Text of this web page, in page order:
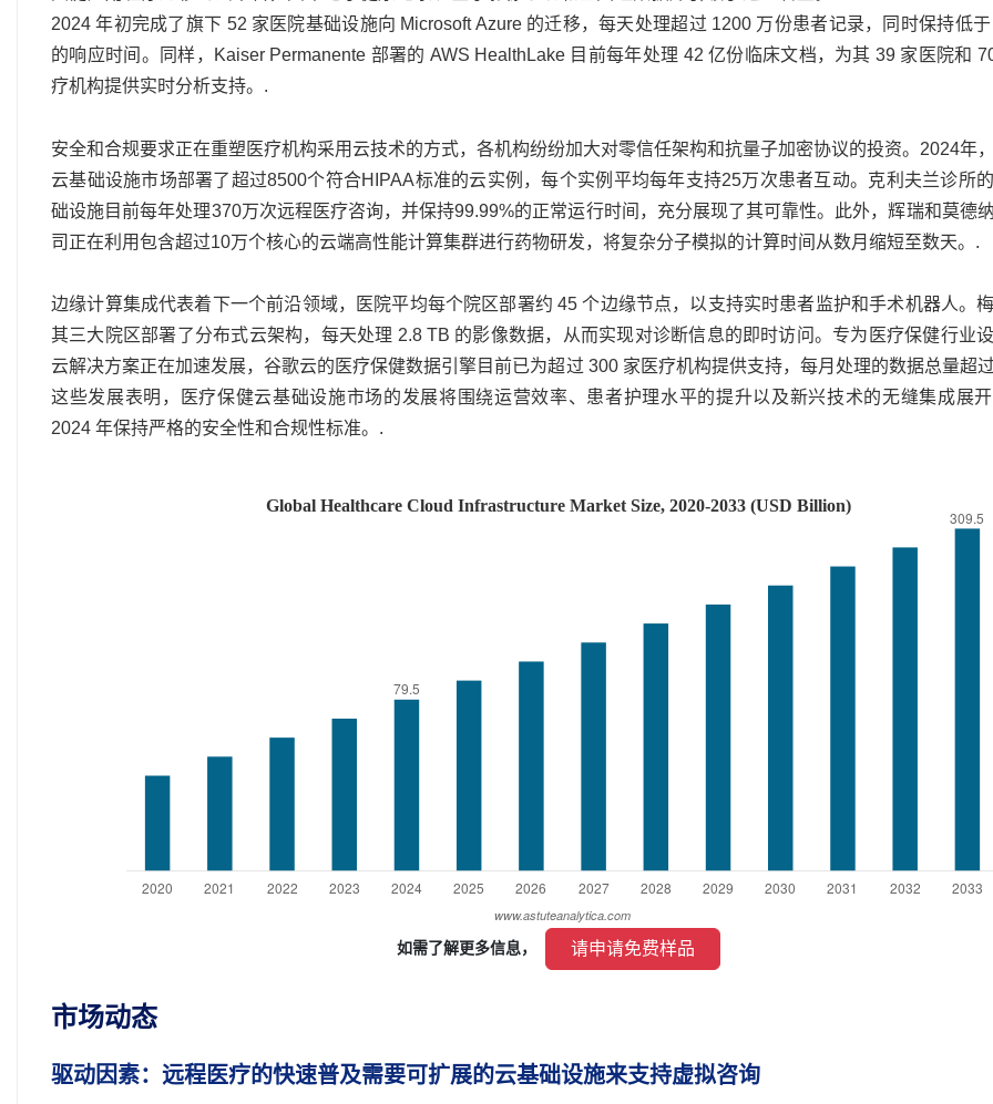
2024 年初完成了旗下 52 家医院基础设施向 Microsoft Azure 的迁移，每天处理超过 1200 万份患者记录，同时保持低
的响应时间。同样，Kaiser Permanente 部署的 AWS HealthLake 目前每年处理 42 亿份临床文档，为其 39 家医院和
疗机构提供实时分析支持。.
安全和合规要求正在重塑医疗机构采用云技术的方式，各机构纷纷加大对零信任架构和抗量子加密协议的投资。2024年
云基础设施市场部署了超过8500个符合HIPAA标准的云实例，每个实例平均每年支持25万次患者互动。克利夫兰诊所
础设施目前每年处理370万次远程医疗咨询，并保持99.99%的正常运行时间，充分展现了其可靠性。此外，辉瑞和莫德
司正在利用包含超过10万个核心的云端高性能计算集群进行药物研发，将复杂分子模拟的计算时间从数月缩短至数天。.
边缘计算集成代表着下一个前沿领域，医院平均每个院区部署约 45 个边缘节点，以支持实时患者监护和手术机器人。
其三大院区部署了分布式云架构，每天处理 2.8 TB 的影像数据，从而实现对诊断信息的即时访问。专为医疗保健行业
云解决方案正在加速发展，谷歌云的医疗保健数据引擎目前已为超过 300 家医疗机构提供支持，每月处理的数据总量超
这些发展表明，医疗保健云基础设施市场的发展将围绕运营效率、患者护理水平的提升以及新兴技术的无缝集成展
2024 年保持严格的安全性和合规性标准。.
如需了解更多信息， 请申请免费样品
市场动态
驱动因素：远程医疗的快速普及需要可扩展的云基础设施来支持虚拟咨询